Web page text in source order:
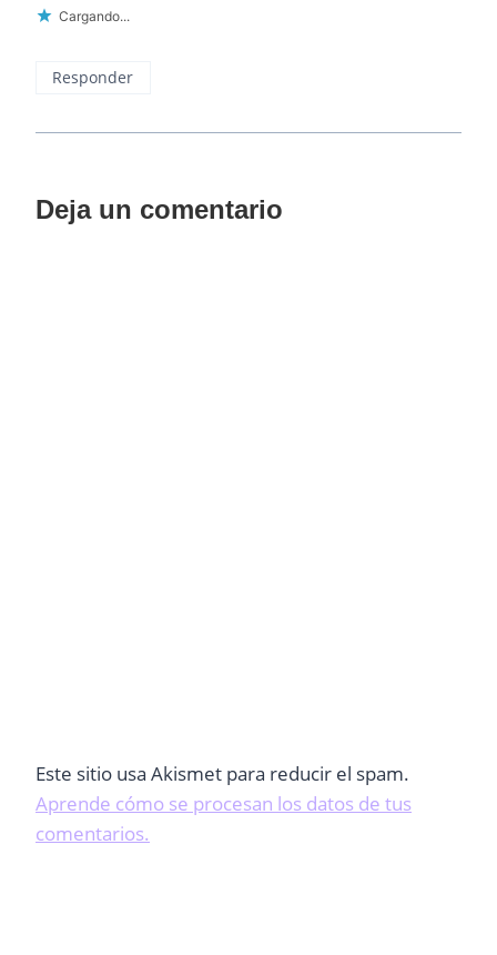
Cargando...
Responder
Deja un comentario
Este sitio usa Akismet para reducir el spam.
Aprende cómo se procesan los datos de tus
comentarios.